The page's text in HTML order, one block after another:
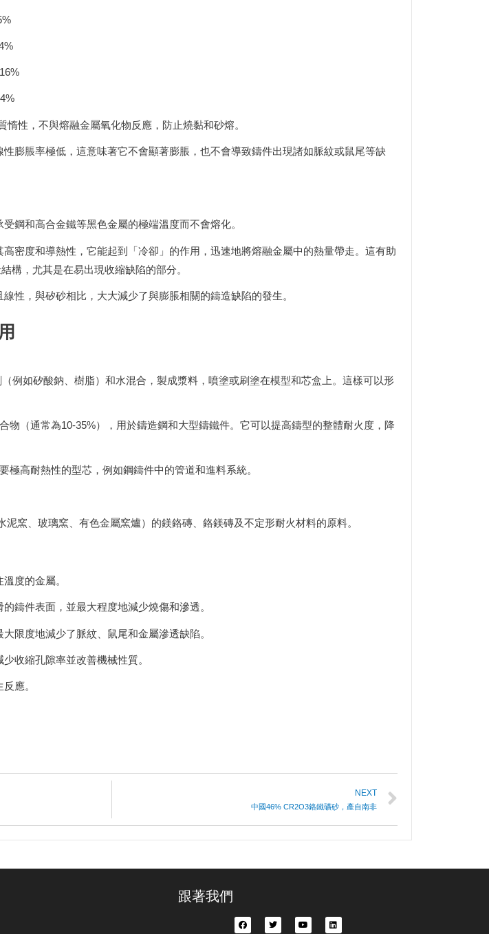
惰性，不與熔融金屬氧化物反應，防止燒黏和砂熔。
性膨脹率極低，這意味著它不會顯著膨脹，也不會導致鑄件出現諸如脈紋或鼠尾等缺
鋼和高合金鐵等黑色金屬的極端溫度而不會熔化。
高密度和導熱性，它能起到「冷卻」的作用，迅速地將熔融金屬中的熱量帶走。這有助
構，尤其是在易出現收縮缺陷的部分。
性，與矽砂相比，大大減少了與膨脹相關的鑄造缺陷的發生。
例如矽酸鈉、樹脂）和水混合，製成漿料，噴塗或刷塗在模型和芯盒上。這樣可以形
物（通常為10-35%），用於鑄造鋼和大型鑄鐵件。它可以提高鑄型的整體耐火度，降
極高耐熱性的型芯，例如鋼鑄件中的管道和進料系統。
泥窯、玻璃窯、有色金屬窯爐）的鎂鉻磚、鉻鎂磚及不定形耐火材料的原料。
度的金屬。
的鑄件表面，並最大程度地減少燒傷和滲透。
限度地減少了脈紋、鼠尾和金屬滲透缺陷。
收縮孔隙率並改善機械性質。
應。
NEXT
中國46% CR2O3鉻鐵礦砂，產自南非
跟著我們